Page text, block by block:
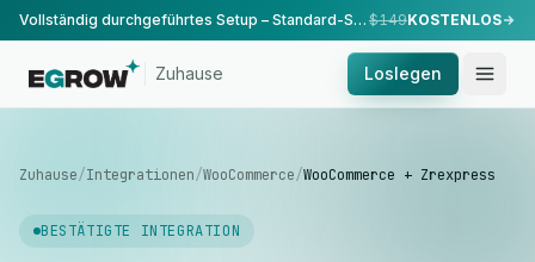
Vollständig durchgeführtes Setup – Standard-Setup, durchgeführt von unserem Team. $149KOSTENLOS
Zuhause Loslegen
Zuhause/Integrationen/WooCommerce/WooCommerce + Zrexpress
BESTÄTIGTE INTEGRATION